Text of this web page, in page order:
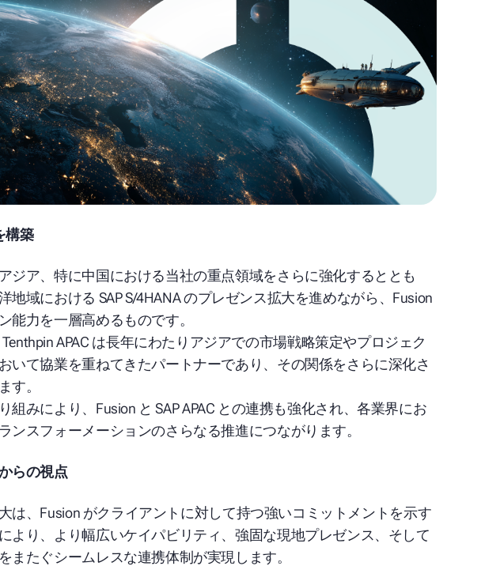
構築
ジア、特に中国における当社の重点領域をさらに強化するととも
地域における SAP S/4HANA のプレゼンス拡大を進めながら、Fusion
能力を一層高めるものです。
Tenthpin APAC は長年にわたりアジアでの市場戦略策定やプロジェク
いて協業を重ねてきたパートナーであり、その関係をさらに深化さ
す。
組みにより、Fusion と SAP APAC との連携も強化され、各業界にお
ンスフォーメーションのさらなる推進につながります。
らの視点
は、Fusion がクライアントに対して持つ強いコミットメントを示す
より、より幅広いケイパビリティ、強固な現地プレゼンス、そして
またぐシームレスな連携体制が実現します。